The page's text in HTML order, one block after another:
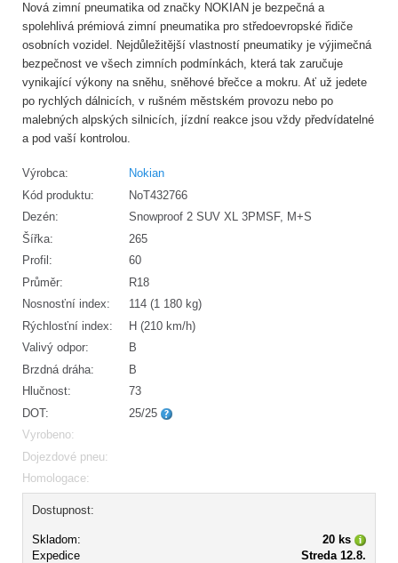
Nová zimní pneumatika od značky NOKIAN je bezpečná a
spolehlivá prémiová zimní pneumatika pro středoevropské řidiče
osobních vozidel. Nejdůležitější vlastností pneumatiky je výjimečná
bezpečnost ve všech zimních podmínkách, která tak zaručuje
vynikající výkony na sněhu, sněhové břečce a mokru. Ať už jedete
po rychlých dálnicích, v rušném městském provozu nebo po
malebných alpských silnicích, jízdní reakce jsou vždy předvídatelné
a pod vaší kontrolou.
Výrobca:
Nokian
Kód produktu:
NoT432766
Dezén:
Snowproof 2 SUV XL 3PMSF, M+S
Šířka:
265
Profil:
60
Průměr:
R18
Nosnosťní index:
114 (1 180 kg)
Rýchlosťní index:
H (210 km/h)
Valivý odpor:
B
Brzdná dráha:
B
Hlučnost:
73
DOT:
25/25
Vyrobeno:
Dojezdové pneu:
Homologace:
Dostupnost:
Skladom:
20 ks
Expedice
Streda 12.8.